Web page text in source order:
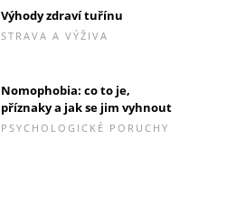
Výhody zdraví tuřínu
STRAVA A VÝŽIVA
Nomophobia: co to je,
příznaky a jak se jim vyhnout
PSYCHOLOGICKÉ PORUCHY